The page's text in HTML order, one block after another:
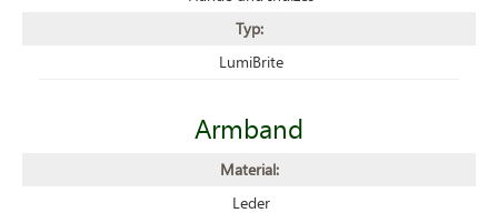
Typ:
LumiBrite
Armband
Material:
Leder